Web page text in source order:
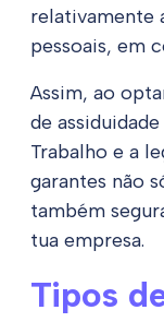
relativamente
pessoais, em
Assim, ao
de
Trabalho e a
garantes não
também
tua empresa.
Tipos